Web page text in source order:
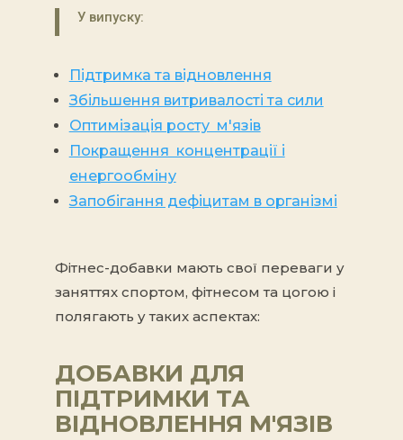
У випуску:
Підтримка та відновлення
Збільшення витривалості та сили
Оптимізація росту м'язів
Покращення концентрації і
енергообміну
Запобігання дефіцитам в організмі
Фітнес-добавки мають свої переваги у
заняттях спортом, фітнесом та цогою і
полягають у таких аспектах:
ДОБАВКИ ДЛЯ
ПІДТРИМКИ ТА
ВІДНОВЛЕННЯ М'ЯЗІВ